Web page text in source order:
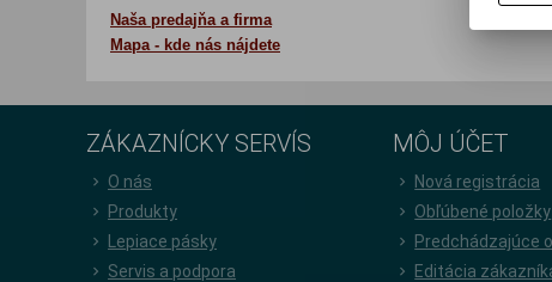
Naša predajňa a firma
Mapa- kde nás nájdete
ZÁKAZNÍCKY SERVÍS
O nás
Produkty
Lepiace pásky
Servis a podpora
MÔJ ÚČET
Nová registrácia
Obľúbené položky
Predchádzajúce
Editácia